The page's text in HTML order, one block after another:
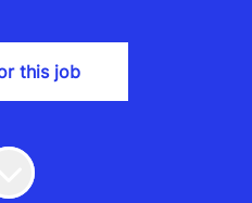
this job